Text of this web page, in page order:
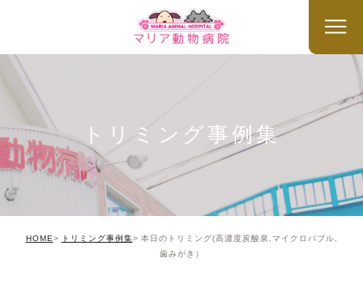
トリミング事例集
HOME トリミング事例集
本日のトリミング(高濃度炭酸泉,マイクロバブル,
歯みがき）